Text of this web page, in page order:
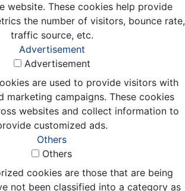
website. These cookies help provide
the number of visitors, bounce rate,
traffic source, etc.
Advertisement
Advertisement
are used to provide visitors with
marketing campaigns. These cookies
websites and collect information to
customized ads.
Others
Others
cookies are those that are being
not been classified into a category as